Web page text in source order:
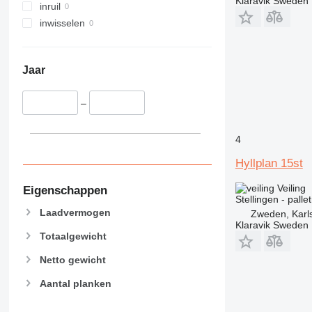
inruil
inwisselen
Jaar
–
Eigenschappen
Laadvermogen
Totaalgewicht
Netto gewicht
Aantal planken
4
Hyllplan 15st
Veiling
Stellingen -
Zweden,
Klaravik Sweden